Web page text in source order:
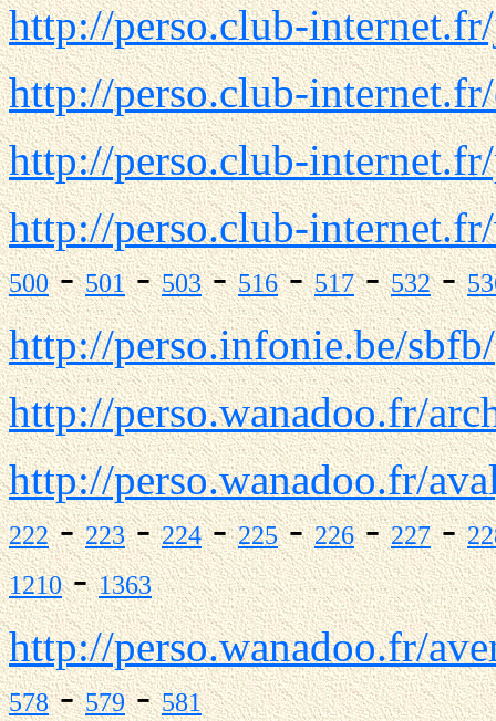
http://perso.club-
http://perso.club-
http://perso.club-
http://perso.club-
500-501-503-516-517-532-
http://perso.infonie.be/sbfb/
http://perso.wanadoo.fr/
http://perso.wanadoo.fr/
222-223-224-225-226-227-
1210-1363
http://perso.wanadoo.fr/
578-579-581